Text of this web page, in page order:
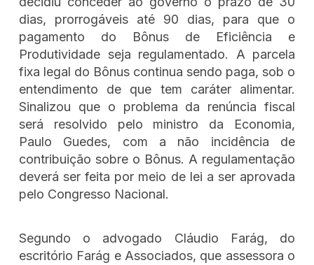
dias, prorrogáveis até 90 dias, para que o
pagamento do Bônus de Eficiência e
Produtividade seja regulamentado. A parcela
fixa legal do Bônus continua sendo paga, sob o
entendimento de que tem caráter alimentar.
Sinalizou que o problema da renúncia fiscal
será resolvido pelo ministro da Economia,
Paulo Guedes, com a não incidência de
contribuição sobre o Bônus. A regulamentação
deverá ser feita por meio de lei a ser aprovada
pelo Congresso Nacional.
Segundo o advogado Cláudio Farág, do
escritório Farág e Associados, que assessora o